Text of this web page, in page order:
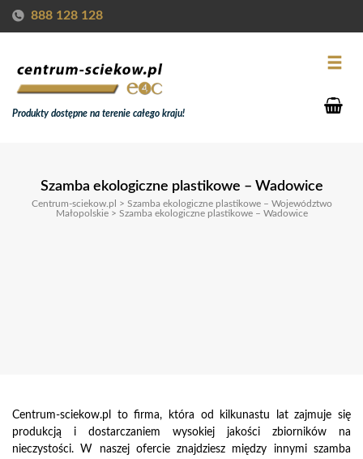
888 128 128
Produkty dostępne na terenie całego kraju!
Szamba ekologiczne plastikowe – Wadowice
Centrum-sciekow.pl > Szamba ekologiczne plastikowe – Województwo
Małopolskie> Szamba ekologiczne plastikowe – Wadowice
Centrum-sciekow.pl to firma, która od kilkunastu lat zajmuje się
produkcją i dostarczaniem wysokiej jakości zbiorników na
nieczystości. W naszej ofercie znajdziesz między innymi szamba